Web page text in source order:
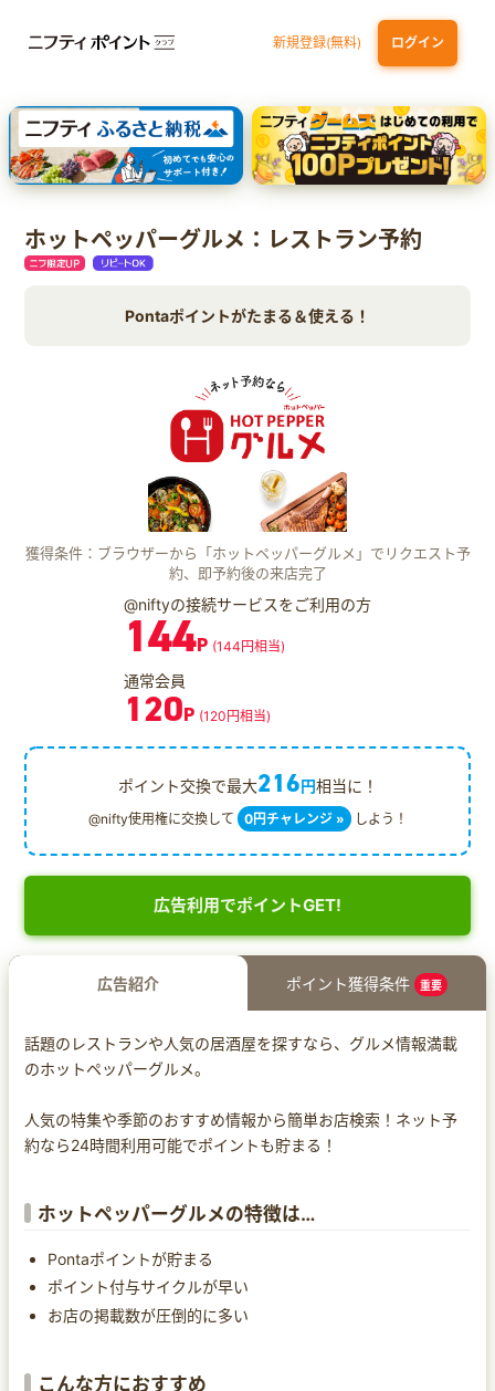
新規登録(無料) ログイン
dカード GOLD 三井住友カード ゴールド（NL）（家族カード発行）
【実質初月無料】DMM | Disney+(ディズニープラス) セットプラン
SBI証券 確定拠出年金（iDeCo）
ホットペッパーグルメ：レストラン予約
Pontaポイントがたまる＆使える！
獲得条件：ブラウザーから「ホットペッパーグルメ」でリクエスト予
約、即予約後の来店完了
@niftyの接続サービスをご利用の方
144P (144円相当)
通常会員
120P (120円相当)
ポイント交換で最大216円相当に！
@nifty使用権に交換して 0円チャレンジ » しよう！
広告利用でポイントGET!
広告紹介 ポイント獲得条件 重要
話題のレストランや人気の居酒屋を探すなら、グルメ情報満載
のホットペッパーグルメ。
人気の特集や季節のおすすめ情報から簡単お店検索！ネット予
約なら24時間利用可能でポイントも貯まる！
ホットペッパーグルメの特徴は…
Pontaポイントが貯まる
ポイント付与サイクルが早い
お店の掲載数が圧倒的に多い
こんな方におすすめ